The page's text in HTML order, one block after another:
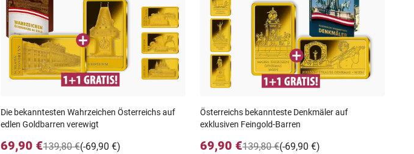
Die bekanntesten Wahrzeichen Österreichs auf
edlen Goldbarren verewigt
69,90 € (-69,90 €)
139,80 €
Österreichs bekannteste Denkmäler auf
exklusiven Feingold-Barren
69,90 € (-69,90 €)
139,80 €